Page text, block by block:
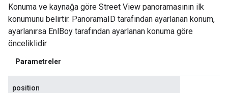
Konuma ve kaynağa göre Street View panoramasının ilk
konumunu belirtir. PanoramaID tarafından ayarlanan konum,
ayarlanırsa EnlBoy tarafından ayarlanan konuma göre
önceliklidir
Parametreler
position